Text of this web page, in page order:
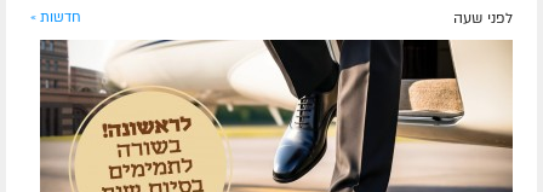
לפני שעה חדשות »